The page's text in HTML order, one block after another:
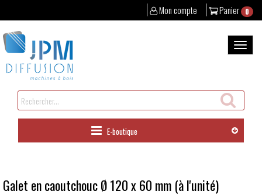
Panier 0
Mon compte
au
contenu
la
Rechercher
un
produit
E-boutique
Galet en caoutchouc Ø 120 x 60 mm (à l'unité)